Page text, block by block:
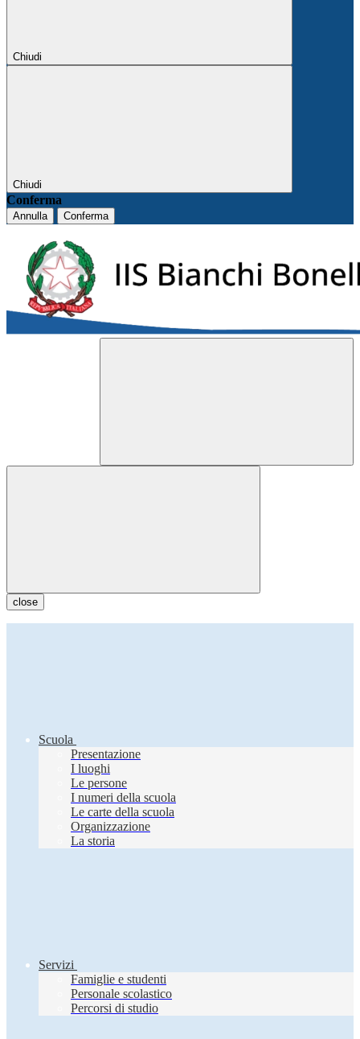
Chiudi
Chiudi
Conferma
Annulla Conferma
close
Scuola
Presentazione
I luoghi
Le persone
I numeri della scuola
Le carte della scuola
Organizzazione
La storia
Servizi
Famiglie e studenti
Personale scolastico
Percorsi di studio